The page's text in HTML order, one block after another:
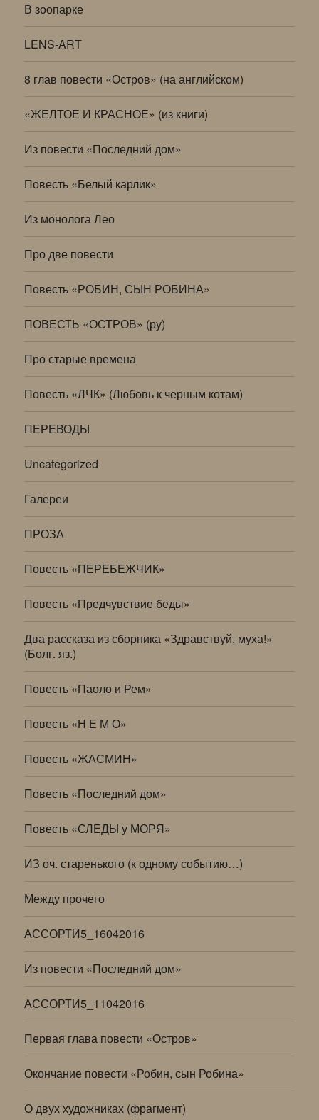
В зоопарке
LENS-ART
8 глав повести «Остров» (на английском)
«ЖЕЛТОЕ И КРАСНОЕ» (из книги)
Из повести «Последний дом»
Повесть «Белый карлик»
Из монолога Лео
Про две повести
Повесть «РОБИН, СЫН РОБИНА»
ПОВЕСТЬ «ОСТРОВ» (ру)
Про старые времена
Повесть «ЛЧК» (Любовь к черным котам)
ПЕРЕВОДЫ
Uncategorized
Галереи
ПРОЗА
Повесть «ПЕРЕБЕЖЧИК»
Повесть «Предчувствие беды»
Два рассказа из сборника «Здравствуй, муха!»
(Болг. яз.)
Повесть «Паоло и Рем»
Повесть «Н Е М О»
Повесть «ЖАСМИН»
Повесть «Последний дом»
Повесть «СЛЕДЫ у МОРЯ»
ИЗ оч. старенького (к одному событию…)
Между прочего
АССОРТИ5_16042016
Из повести «Последний дом»
АССОРТИ5_11042016
Первая глава повести «Остров»
Окончание повести «Робин, сын Робина»
О двух художниках (фрагмент)